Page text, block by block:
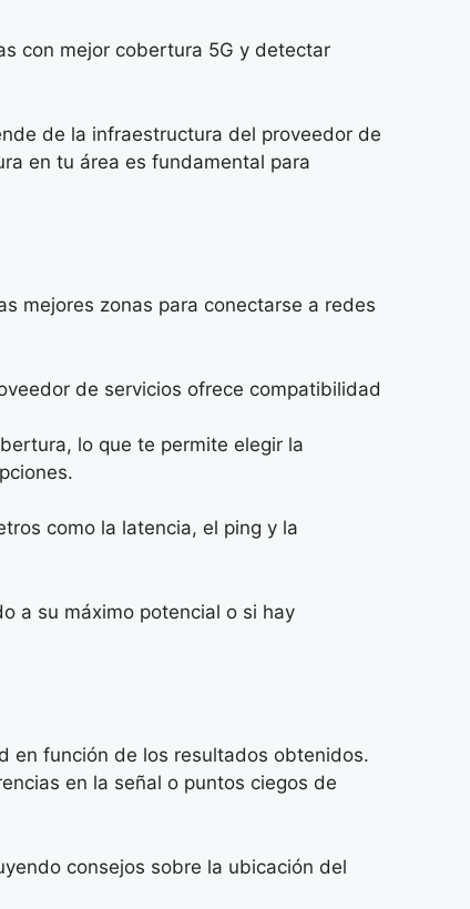
con mejor cobertura 5G y detectar
de la infraestructura del proveedor de
en tu área es fundamental para
mejores zonas para conectarse a redes
de servicios ofrece compatibilidad
lo que te permite elegir la
como la latencia, el ping y la
a su máximo potencial o si hay
en función de los resultados obtenidos.
en la señal o puntos ciegos de
consejos sobre la ubicación del